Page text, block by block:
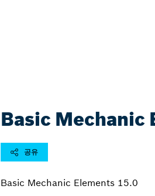
Basic Mechanic
공유
Basic Mechanic Elements 15.0